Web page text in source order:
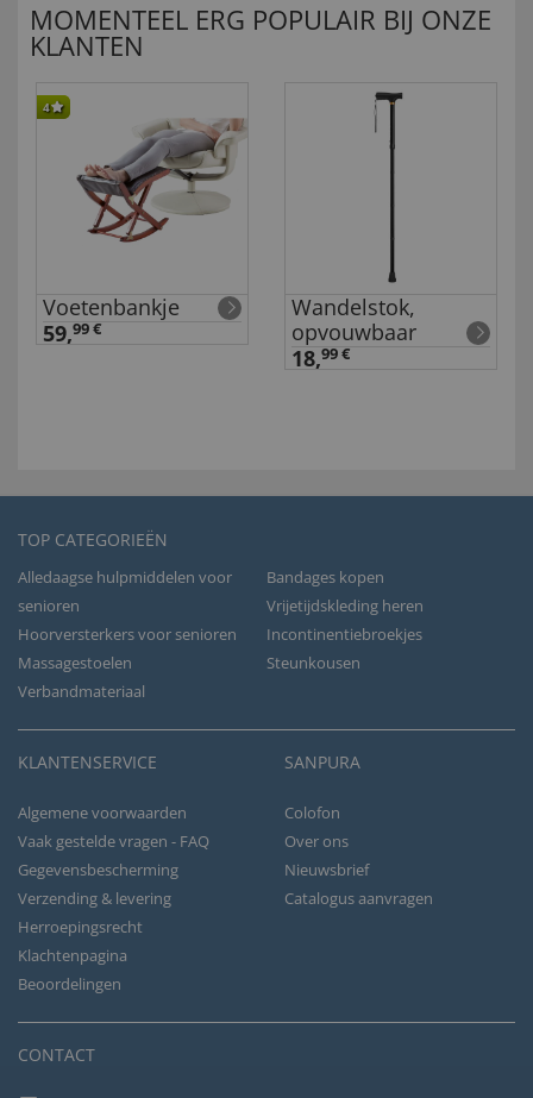
MOMENTEEL ERG POPULAIR BIJ ONZE
KLANTEN
4
Voetenbankje
59,99 €
Wandelstok,
opvouwbaar
18,99 €
TOP CATEGORIEËN
Alledaagse hulpmiddelen voor
senioren
Bandages kopen
Vrijetijdskleding heren
Hoorversterkers voor senioren
Incontinentiebroekjes
Massagestoelen
Steunkousen
Verbandmateriaal
KLANTENSERVICE
Algemene voorwaarden
Vaak gestelde vragen - FAQ
Gegevensbescherming
Verzending & levering
Herroepingsrecht
Klachtenpagina
Beoordelingen
SANPURA
Colofon
Over ons
Nieuwsbrief
Catalogus aanvragen
CONTACT